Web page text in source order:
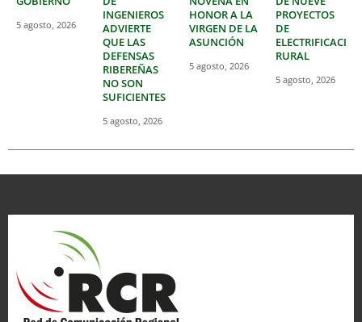
5 agosto, 2026
INGENIEROS
ADVIERTE
QUE LAS
DEFENSAS
RIBEREÑAS
NO SON
SUFICIENTES
5 agosto, 2026
HONOR A LA
VIRGEN DE LA
ASUNCIÓN
5 agosto, 2026
PROYECTOS
DE
ELECTRIFICACIÓN
RURAL
5 agosto, 2026